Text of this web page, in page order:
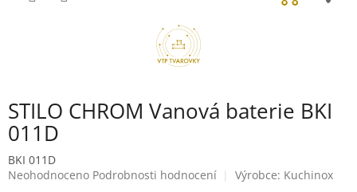
STILO CHROM Vanová baterie BKI
011D
BKI 011D
Průměrné
Neohodnoceno Podrobnosti hodnocení Výrobce: Kuchinox